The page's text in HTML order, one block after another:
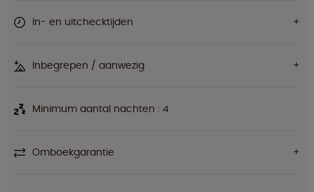
In- en uitchecktijden
Inbegrepen / aanwezig
Minimum aantal nachten : 4
Omboekgarantie